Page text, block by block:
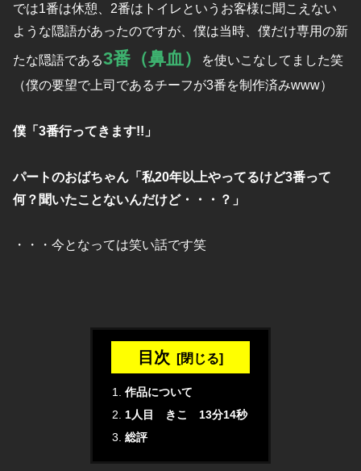
では1番は休憩、2番はトイレというお客様に聞こえない
ような隠語があったのですが、僕は当時、僕だけ専用の新
たな隠語である3番（鼻血）
を使いこなしてました笑
（僕の要望で上司であるチーフが3番を制作済みwww）
僕「3番行ってきます!!」
パートのおばちゃん「私20年以上やってるけど3番って
何？聞いたことないんだけど・・・？」
・・・今となっては笑い話です笑
目次
作品について
1人目 きこ 13分14秒
総評